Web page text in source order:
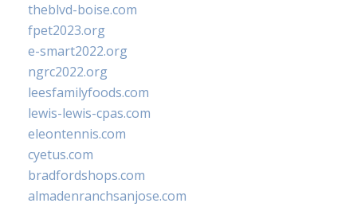
theblvd-boise.com
fpet2023.org
e-smart2022.org
ngrc2022.org
leesfamilyfoods.com
lewis-lewis-cpas.com
eleontennis.com
cyetus.com
bradfordshops.com
almadenranchsanjose.com